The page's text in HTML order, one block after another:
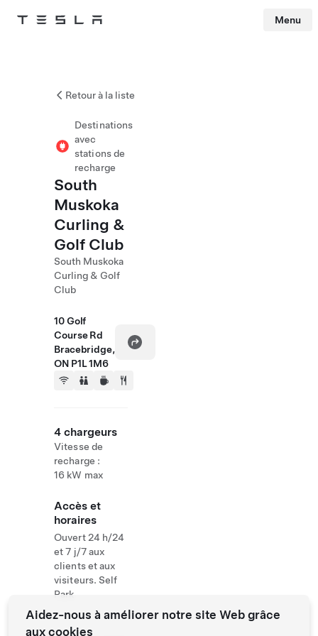
Tesla Menu
Retour à la liste
Destinations
avec
stations de
recharge
South
Muskoka
Curling &
Golf Club
South Muskoka
Curling & Golf
Club
10 Golf
Course Rd
Bracebridge,
ON P1L 1M6
4 chargeurs
Vitesse de
recharge :
16 kW max
Accès et
horaires
Ouvert 24 h/24
et 7 j/7 aux
clients et aux
visiteurs. Self
Park
Aidez-nous à améliorer notre site Web grâce
aux cookies